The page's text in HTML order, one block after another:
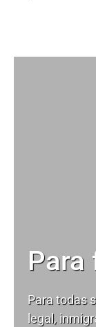
Para
Para todas
legal,